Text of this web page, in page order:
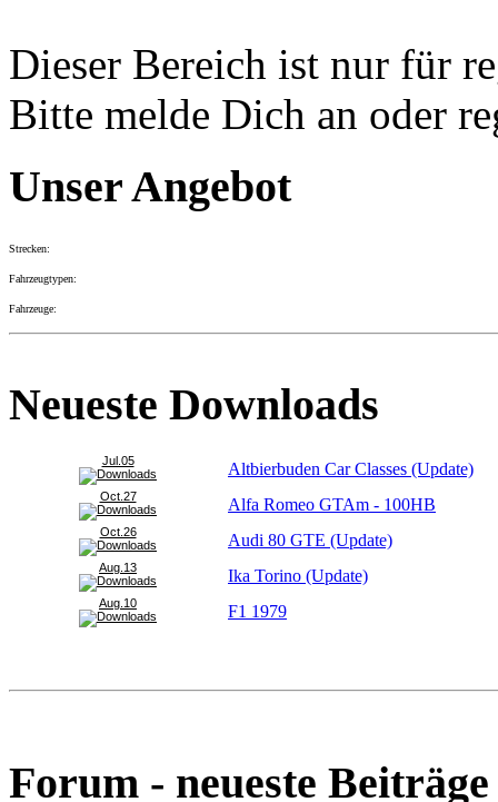
Dieser Bereich ist nur für
Bitte melde Dich an oder
Unser Angebot
Strecken:
Fahrzeugtypen:
Fahrzeuge:
Neueste Downloads
Jul.05 Altbierbuden Car Classes (Update)
Oct.27 Alfa Romeo GTAm - 100HB
Oct.26 Audi 80 GTE (Update)
Aug.13 Ika Torino (Update)
Aug.10 F1 1979
Forum - neueste Beiträge